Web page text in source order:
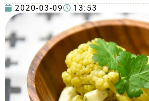
2020-03-09 13:53